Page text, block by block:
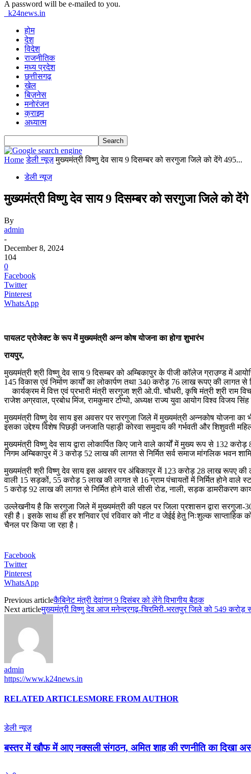
A password will be e-mailed to you.
k24news.in
होम
देश
विदेश
राजनीतिक
मध्य प्रदेश
छत्तीसगढ़
खेल
बिज़नेस
मनोरंजन
क्राइम
अध्यात्म
Home डेली न्यूज़ मुख्यमंत्री विष्णु देव साय 9 दिसम्बर को सरगुजा जिले को देंगे 495...
डेली न्यूज़
मुख्यमंत्री विष्णु देव साय 9 दिसम्बर को सरगुजा जिले को
By
admin
-
December 8, 2024
104
0
Facebook
Twitter
Pinterest
WhatsApp
पायलट प्रोजेक्ट के रूप में मुख्यमंत्री अन्न कोष योजना का होगा शुभारंभ
रायपुर,
मुख्यमंत्री श्री विष्णु देव साय 9 दिसम्बर को अम्बिकापुर के पीजी कॉलेज ग्राउण्ड में
145 विकास एवं निर्माण कार्यों का लोकार्पण तथा 340 करोड़ 76 लाख रूपए की लागत से
कार्यक्रम में वित्त एवं प्रभारी मंत्री सरगुजा श्री ओ.पी. चौधरी, कृषि मंत्री श्री राम
राजेश अग्रवाल, प्रबोध मिंज, रामकुमार टोप्पो, अध्यक्ष राज्य युवा आयोग विश्व विजय
मुख्यमंत्री विष्णु देव साय इस अवसर पर सरगुजा जिले में मुख्यमंत्री अन्नकोष योजना का
इसका उद्देश्य विशेष पिछड़ी जनजाति पहाड़ी कोरवा समुदाय की गर्भवती और शिशुवती
मुख्यमंत्री विष्णु देव साय द्वारा लोकार्पित किए जाने वाले कार्यों में मुख्य रूप से
निगम अम्बिकापुर में 3 करोड़ 52 लाख की लागत से निर्मित सर्व समाज मांगलिक भवन
मुख्यमंत्री श्री विष्णु देव साय इस अवसर पर अंबिकापुर में 123 करोड़ 28 लाख रूपए
वाली 15 सड़कों, 55 करोड़ 5 लाख की लागत से 16 ग्राम पंचायतों में निर्मित होने वाले
5 करोड़ 92 लाख की लागत से निर्मित होने वाले सीसी रोड, नाली, सड़क डामरीकरण
उल्लेखनीय है कि सरगुजा जिले में मुख्यमंत्री की पहल पर जिला प्रशासन द्वारा
रही है। इसके साथ ही हर शनिवार एवं रविवार को नीट व जेईई हेतु निःशुल्क
चैनल पर किया जा रहा है।
Facebook
Twitter
Pinterest
WhatsApp
Previous articleकैबिनेट मंत्री देवांगन 9 दिसंबर को लेंगे विभागीय बैठक
Next articleमुख्यमंत्री विष्णु देव आज मनेन्द्रगढ़-चिरमिरी-भरतपुर जिले को 549 करोड़
admin
https://www.k24news.in
RELATED ARTICLESMORE FROM AUTHOR
डेली न्यूज़
बस्तर में खौफ में आए नक्सली संगठन, अमित शाह की रणनीति का दिखा